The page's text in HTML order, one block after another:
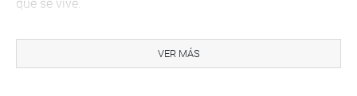
que se vive.
Durante la reunión de trabajo, también se trató los últimos
proyectos de Ley aprobados por el Pleno del Congreso a
favor de los PEX. Finalmente, el congresista de
VER MÁS